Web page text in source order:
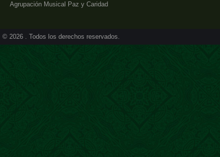
Agrupación Musical Paz y Caridad
© 2026 . Todos los derechos reservados.